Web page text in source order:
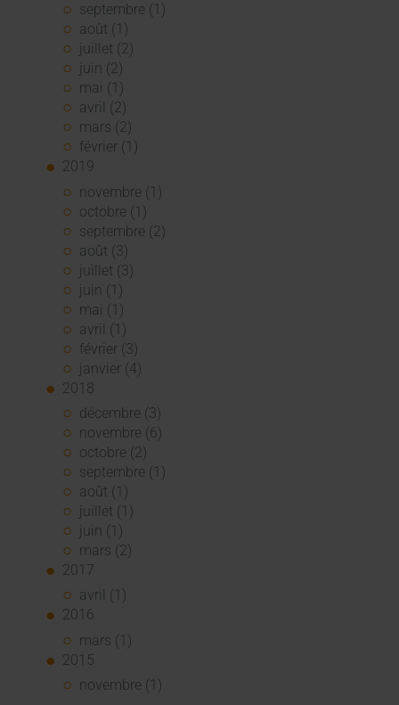
septembre (1)
août (1)
juillet (2)
juin (2)
mai (1)
avril (2)
mars (2)
février (1)
2019
novembre (1)
octobre (1)
septembre (2)
août (3)
juillet (3)
juin (1)
mai (1)
avril (1)
février (3)
janvier (4)
2018
décembre (3)
novembre (6)
octobre (2)
septembre (1)
août (1)
juillet (1)
juin (1)
mars (2)
2017
avril (1)
2016
mars (1)
2015
novembre (1)